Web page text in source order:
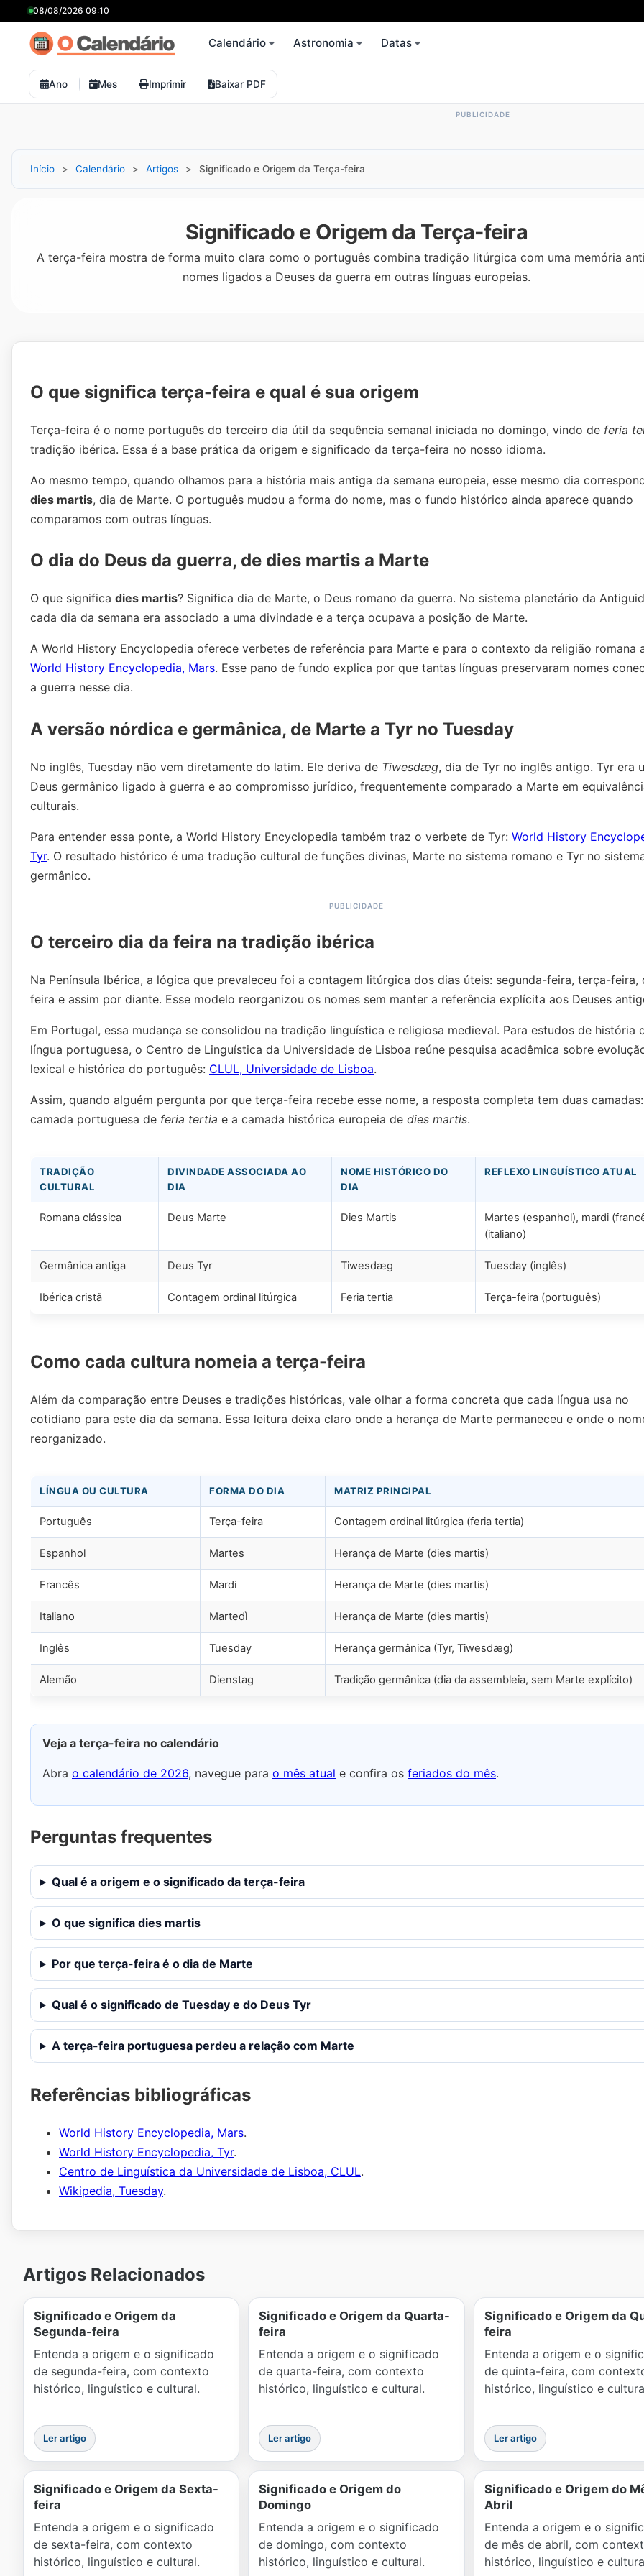
08/08/2026 09:10
Calendário Astronomia Datas
Ano Mes Imprimir Baixar PDF
Início Calendário Artigos Significado e Origem da Terça-feira
Significado e Origem da Terça-feira
A terça-feira mostra de forma muito clara como o português combina tradição litúrgica com uma memória
nomes ligados a Deuses da guerra em outras línguas europeias.
O que significa terça-feira e qual é sua origem
Terça-feira é o nome português do terceiro dia útil da sequência semanal iniciada no domingo, vindo de feria
tradição ibérica. Essa é a base prática da origem e significado da terça-feira no nosso idioma.
Ao mesmo tempo, quando olhamos para a história mais antiga da semana europeia, esse mesmo dia
dies martis, dia de Marte. O português mudou a forma do nome, mas o fundo histórico ainda aparece quando
comparamos com outras línguas.
O dia do Deus da guerra, de dies martis a Marte
O que significa dies martis? Significa dia de Marte, o Deus romano da guerra. No sistema planetário da
cada dia da semana era associado a uma divindade e a terça ocupava a posição de Marte.
A World History Encyclopedia oferece verbetes de referência para Marte e para o contexto da religião romana
World History Encyclopedia, Mars. Esse pano de fundo explica por que tantas línguas preservaram nomes
a guerra nesse dia.
A versão nórdica e germânica, de Marte a Tyr no Tuesday
No inglês, Tuesday não vem diretamente do latim. Ele deriva de Tiwesdæg, dia de Tyr no inglês antigo. Tyr era
Deus germânico ligado à guerra e ao compromisso jurídico, frequentemente comparado a Marte em
culturais.
Para entender essa ponte, a World History Encyclopedia também traz o verbete de Tyr: World History
Tyr. O resultado histórico é uma tradução cultural de funções divinas, Marte no sistema romano e Tyr no
germânico.
O terceiro dia da feira na tradição ibérica
Na Península Ibérica, a lógica que prevaleceu foi a contagem litúrgica dos dias úteis: segunda-feira, terça-feira,
feira e assim por diante. Esse modelo reorganizou os nomes sem manter a referência explícita aos Deuses
Em Portugal, essa mudança se consolidou na tradição linguística e religiosa medieval. Para estudos de história
língua portuguesa, o Centro de Linguística da Universidade de Lisboa reúne pesquisa acadêmica sobre
lexical e histórica do português: CLUL, Universidade de Lisboa.
Assim, quando alguém pergunta por que terça-feira recebe esse nome, a resposta completa tem duas
camada portuguesa de feria tertia e a camada histórica europeia de dies martis.
TRADIÇÃO
CULTURAL
DIVINDADE ASSOCIADA AO
DIA
NOME HISTÓRICO DO
DIA
REFLEXO LINGUÍSTICO ATUAL
Romana clássica Deus Marte Dies Martis
Martes (espanhol), mardi
(italiano)
Germânica antiga Deus Tyr Tiwesdæg Tuesday (inglês)
Ibérica cristã Contagem ordinal litúrgica Feria tertia Terça-feira (português)
Como cada cultura nomeia a terça-feira
Além da comparação entre Deuses e tradições históricas, vale olhar a forma concreta que cada língua usa no
cotidiano para este dia da semana. Essa leitura deixa claro onde a herança de Marte permaneceu e onde o
reorganizado.
LÍNGUA OU CULTURA FORMA DO DIA MATRIZ PRINCIPAL
Português Terça-feira Contagem ordinal litúrgica (feria tertia)
Espanhol Martes Herança de Marte (dies martis)
Francês Mardi Herança de Marte (dies martis)
Italiano Martedì Herança de Marte (dies martis)
Inglês Tuesday Herança germânica (Tyr, Tiwesdæg)
Alemão Dienstag Tradição germânica (dia da assembleia, sem Marte explícito)
Veja a terça-feira no calendário
Abra o calendário de 2026, navegue para o mês atual e confira os feriados do mês.
Perguntas frequentes
Qual é a origem e o significado da terça-feira
O que significa dies martis
Por que terça-feira é o dia de Marte
Qual é o significado de Tuesday e do Deus Tyr
A terça-feira portuguesa perdeu a relação com Marte
Referências bibliográficas
World History Encyclopedia, Mars.
World History Encyclopedia, Tyr.
Centro de Linguística da Universidade de Lisboa, CLUL.
Wikipedia, Tuesday.
Artigos Relacionados
Significado e Origem da
Segunda-feira
Entenda a origem e o significado
de segunda-feira, com contexto
histórico, linguístico e cultural.
Ler artigo
Significado e Origem da Quarta-
feira
Entenda a origem e o significado
de quarta-feira, com contexto
histórico, linguístico e cultural.
Ler artigo
Significado e Origem da
feira
Entenda a origem e o
de quinta-feira, com
histórico, linguístico e
Ler artigo
Significado e Origem da Sexta-
feira
Entenda a origem e o significado
de sexta-feira, com contexto
histórico, linguístico e cultural.
Significado e Origem do
Domingo
Entenda a origem e o significado
de domingo, com contexto
histórico, linguístico e cultural.
Significado e Origem do
Abril
Entenda a origem e o
de mês de abril, com
histórico, linguístico e